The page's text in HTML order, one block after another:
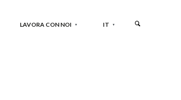
LAVORA CON NOI IT